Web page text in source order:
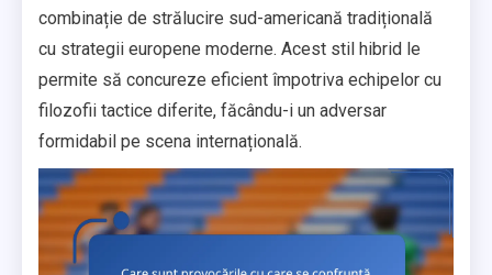
combinație de strălucire sud-americană tradițională
cu strategii europene moderne. Acest stil hibrid le
permite să concureze eficient împotriva echipelor cu
filozofii tactice diferite, făcându-i un adversar
formidabil pe scena internațională.